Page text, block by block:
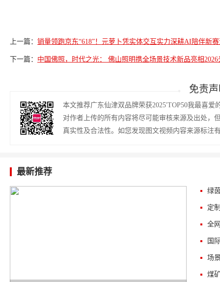
上一篇： 销量领跑京东“618”！元萝卜凭实体交互实力深耕AI陪伴新
下一篇： 中国佛照，时代之光： 佛山照明携全场景技术新品亮相2026
免责
本文推荐广东仙津双品牌荣获2025'TOP50我最喜
对作者上传的所有内容将尽可能审核来源及出处，
真实性及合法性。如您发现图文视频内容来源标注
最新推荐